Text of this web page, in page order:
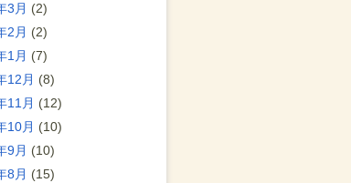
3月 (2)
2月 (2)
1月 (7)
12月 (8)
11月 (12)
10月 (10)
9月 (10)
8月 (15)